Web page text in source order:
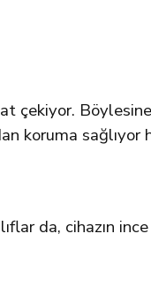
çekiyor.
koruma sağlıyor
da, cihazın ince